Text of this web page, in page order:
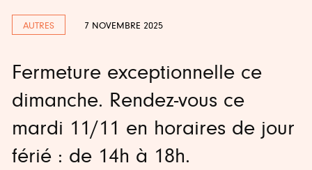
AUTRES 7 NOVEMBRE 2025
Fermeture exceptionnelle ce
dimanche. Rendez-vous ce
mardi 11/11 en horaires de jour
férié : de 14h à 18h.